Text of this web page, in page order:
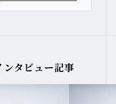
タビュー記事